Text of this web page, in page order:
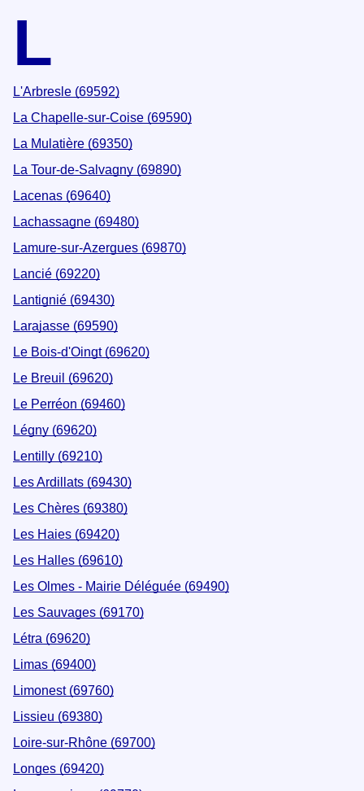
L
L'Arbresle (69592)
La Chapelle-sur-Coise (69590)
La Mulatière (69350)
La Tour-de-Salvagny (69890)
Lacenas (69640)
Lachassagne (69480)
Lamure-sur-Azergues (69870)
Lancié (69220)
Lantignié (69430)
Larajasse (69590)
Le Bois-d'Oingt (69620)
Le Breuil (69620)
Le Perréon (69460)
Légny (69620)
Lentilly (69210)
Les Ardillats (69430)
Les Chères (69380)
Les Haies (69420)
Les Halles (69610)
Les Olmes - Mairie Déléguée (69490)
Les Sauvages (69170)
Létra (69620)
Limas (69400)
Limonest (69760)
Lissieu (69380)
Loire-sur-Rhône (69700)
Longes (69420)